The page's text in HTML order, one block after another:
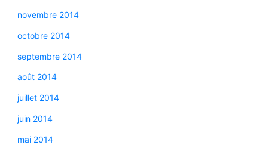
novembre 2014
octobre 2014
septembre 2014
août 2014
juillet 2014
juin 2014
mai 2014